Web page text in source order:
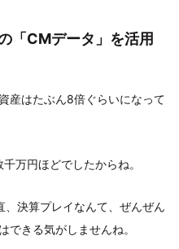
「CMデータ」を活用
産はたぶん8倍ぐらいになって
万円ほどでしたからね。
決算プレイなんて、ぜんぜん
できる気がしませんね。